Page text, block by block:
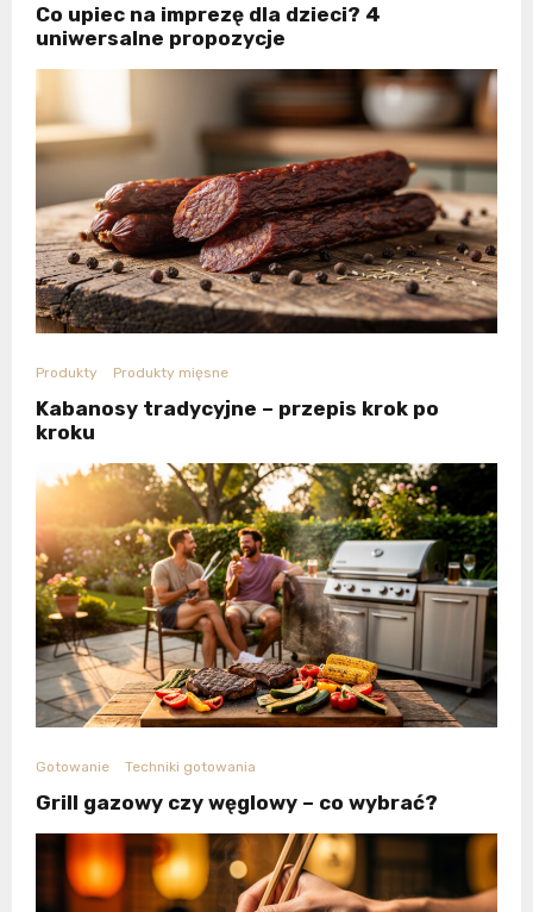
Co upiec na imprezę dla dzieci? 4
uniwersalne propozycje
Produkty Produkty mięsne
Kabanosy tradycyjne – przepis krok po
kroku
Gotowanie Techniki gotowania
Grill gazowy czy węglowy – co wybrać?